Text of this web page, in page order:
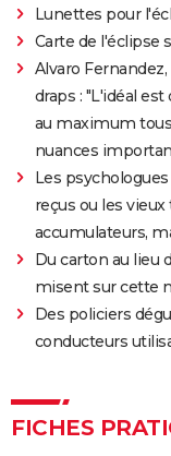
Lunettes pour
Carte de l'éclipse
Alvaro
draps : "L'idéal
au maximum tous
nuances
Les
reçus ou les
accumulateurs,
Du carton au lieu
misent sur cette
Des policiers
conducteurs
FICHES